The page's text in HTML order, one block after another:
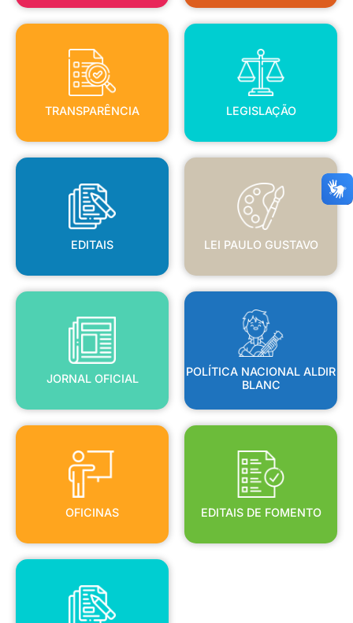
TRANSPARÊNCIA
TRANSPARÊNCIA
LEGISLAÇÃO
LEGISLAÇÃO
EDITAIS
EDITAIS
LEI PAULO GUSTAVO
LEI PAULO GUSTAVO
JORNAL OFICIAL
JORNAL OFICIAL
POLÍTICA NACIONAL ALDIR
BLANC
POLÍTICA NACIONAL ALDIR
BLANC
OFICINAS
OFICINAS
EDITAIS DE FOMENTO
EDITAIS DE FOMENTO
PORTARIAS